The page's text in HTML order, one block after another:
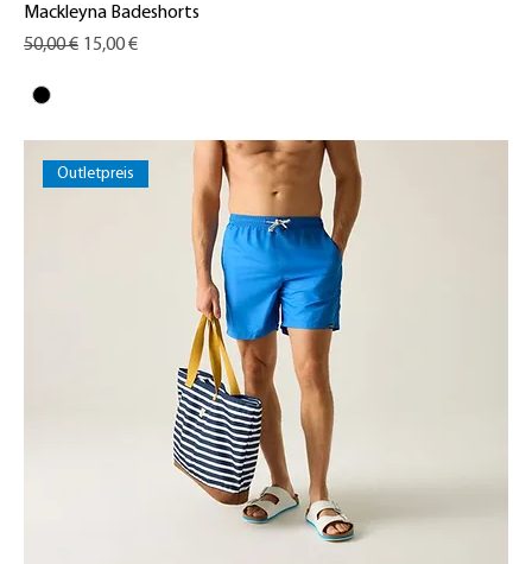
Mackleyna Badeshorts
Standardpreis
50,00 € Sale-Preis
15,00 €
Outletpreis